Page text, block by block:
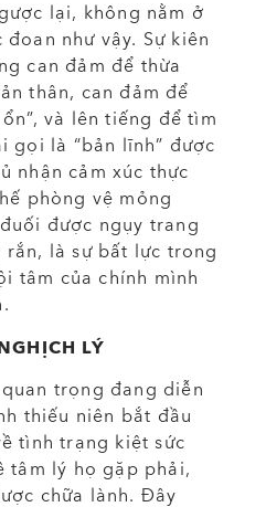
lại, không nằm ở
như vậy. Sự kiên
can đảm để thừa
thân, can đảm để
và lên tiếng để tìm
gọi là “bản lĩnh” được
nhận cảm xúc thực
phòng vệ mỏng
được ngụy trang
là sự bất lực trong
tâm của chính mình
LÝ
trọng đang diễn
thiếu niên bắt đầu
tình trạng kiệt sức
tâm lý họ gặp phải,
chữa lành. Đây